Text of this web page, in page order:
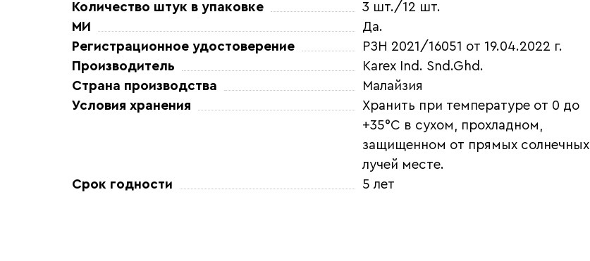
Количество штук в упаковке
3 шт./12 шт.
МИ
Да.
Регистрационное удостоверение
РЗН 2021/16051 от 19.04.2022 г.
Производитель
Karex Ind. Snd.Ghd.
Страна производства
Малайзия
Условия хранения
Хранить при температуре от 0 до
+35°С в сухом, прохладном,
защищенном от прямых солнечных
лучей месте.
Срок годности
5 лет